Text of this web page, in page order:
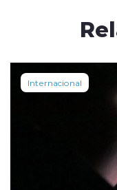
Internacional